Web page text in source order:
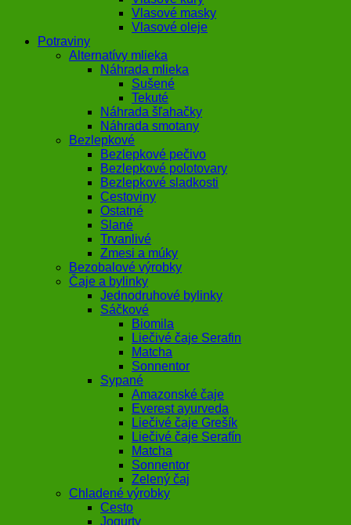
Vlasové masky
Vlasové oleje
Potraviny
Alternatívy mlieka
Náhrada mlieka
Sušené
Tekuté
Náhrada šľahačky
Náhrada smotany
Bezlepkové
Bezlepkové pečivo
Bezlepkové polotovary
Bezlepkové sladkosti
Cestoviny
Ostatné
Slané
Trvanlivé
Zmesi a múky
Bezobalové výrobky
Čaje a bylinky
Jednodruhové bylinky
Sáčkové
Biomila
Liečivé čaje Serafin
Matcha
Sonnentor
Sypané
Amazonské čaje
Everest ayurveda
Liečivé čaje Grešík
Liečivé čaje Serafín
Matcha
Sonnentor
Zelený čaj
Chladené výrobky
Cesto
Jogurty